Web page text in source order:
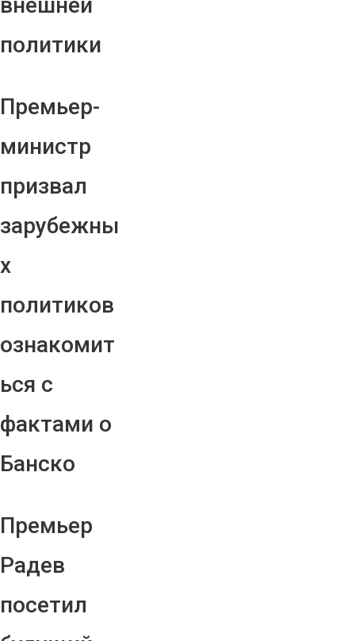
политики
Премьер-
министр
призвал
зарубежны
х
политиков
ознакомит
ься с
фактами о
Банско
Премьер
Радев
посетил